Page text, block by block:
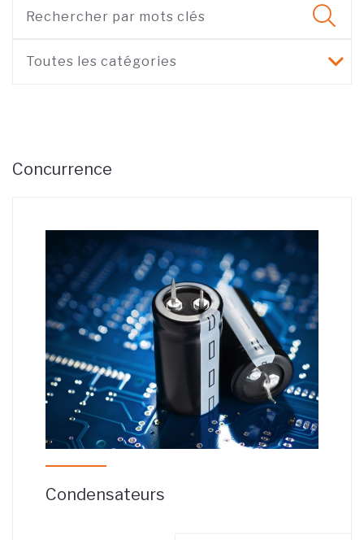
Concurrence
Condensateurs